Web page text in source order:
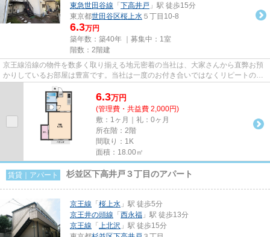
東急世田谷線 「 下高井戸 」駅 徒歩15分
東京都世田谷区桜上水 ５丁目10-8
6.3万円
築年数：築40年 ｜募集中： 1室
階数：2階建
京王線沿線の物件を数多く取り揃える地元密着の当社は、大家さんから直弊お預
かりしているお部屋は豊富です。当社は一度のお付き合いではなくリピートのお
客様、ご紹介のお客様が多く...
6.3万円
(管理費・共益費 2,000円)
敷：1ヶ月｜礼：0ヶ月
所在階：2階
間取り：1K
面積：18.00㎡
賃貸｜アパート 杉並区下高井戸３丁目のアパート
京王線 「 桜上水 」駅 徒歩5分
京王井の頭線 「 西永福 」駅 徒歩13分
京王線 「 上北沢 」駅 徒歩15分